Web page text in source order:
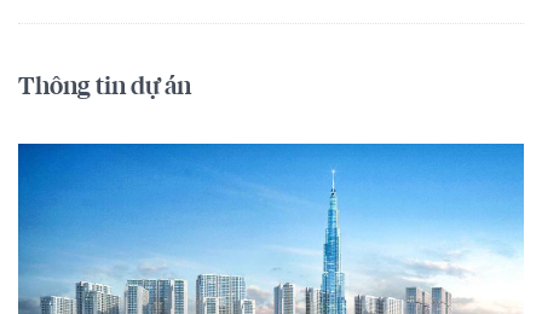
Thông tin dự án